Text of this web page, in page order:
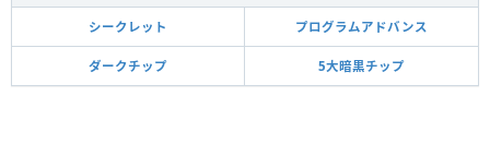
シークレット プログラムアドバンス
ダークチップ 5大暗黒チップ